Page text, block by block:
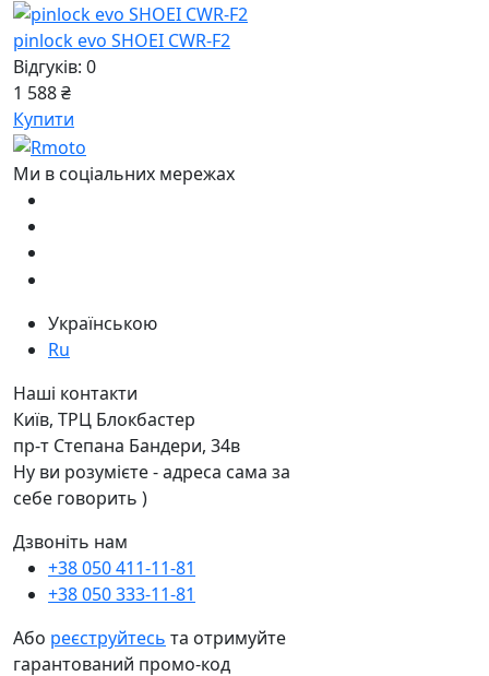
pinlock evo SHOEI CWR-F2
Відгуків: 0
1 588 ₴
Купити
Ми в соціальних мережах
Українською
Ru
Наші контакти
Київ, ТРЦ Блокбастер
пр-т Степана Бандери, 34в
Ну ви розумієте - адреса сама за
себе говорить )
Дзвоніть нам
+38 050 411-11-81
+38 050 333-11-81
Або реєструйтесь та отримуйте
гарантований промо-код